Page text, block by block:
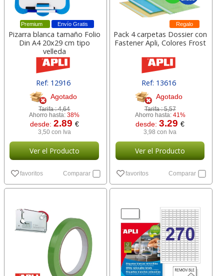
Envío Gratis
Premium
Pizarra blanca tamaño Folio
Din A4 20x29 cm tipo
velleda
Ref: 12916
Agotado
Tarifa :4,64
Ahorro hasta:38%
desde: 2.89 €
3,50 con Iva
Ver el Producto
favoritos Comparar
Regalo
Pack 4 carpetas Dossier con
Fastener Apli, Colores Frost
Ref: 13616
Agotado
Tarifa :5,57
Ahorro hasta: 41%
desde:3.29€
3,98 con Iva
Ver el Producto
favoritos Comparar